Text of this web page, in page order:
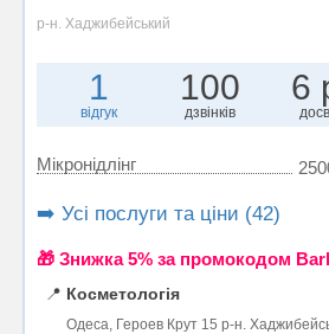
р-н. Хаджибейський
1
відгук
100
дзвінків
6
Мікронідлінг
➡️ Усі послуги та ціни (42)
🎁 Знижка 5% за промокодом
📍 Косметологія
Одеса, Героев Крут 15 р-н.